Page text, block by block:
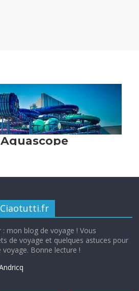
mon blog de voyage ! Vous
de voyage et quelques astuces pour
Bonne lecture !